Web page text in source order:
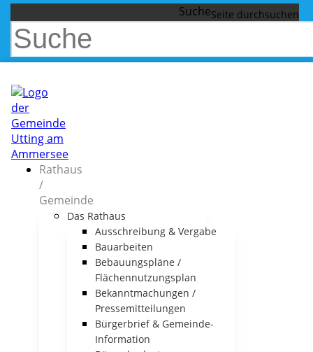
Suche
Rathaus
/
Gemeinde
Das Rathaus
Ausschreibung & Vergabe
Bauarbeiten
Bebauungspläne /
Flächennutzungsplan
Bekanntmachungen /
Pressemitteilungen
Bürgerbrief & Gemeinde-
Information